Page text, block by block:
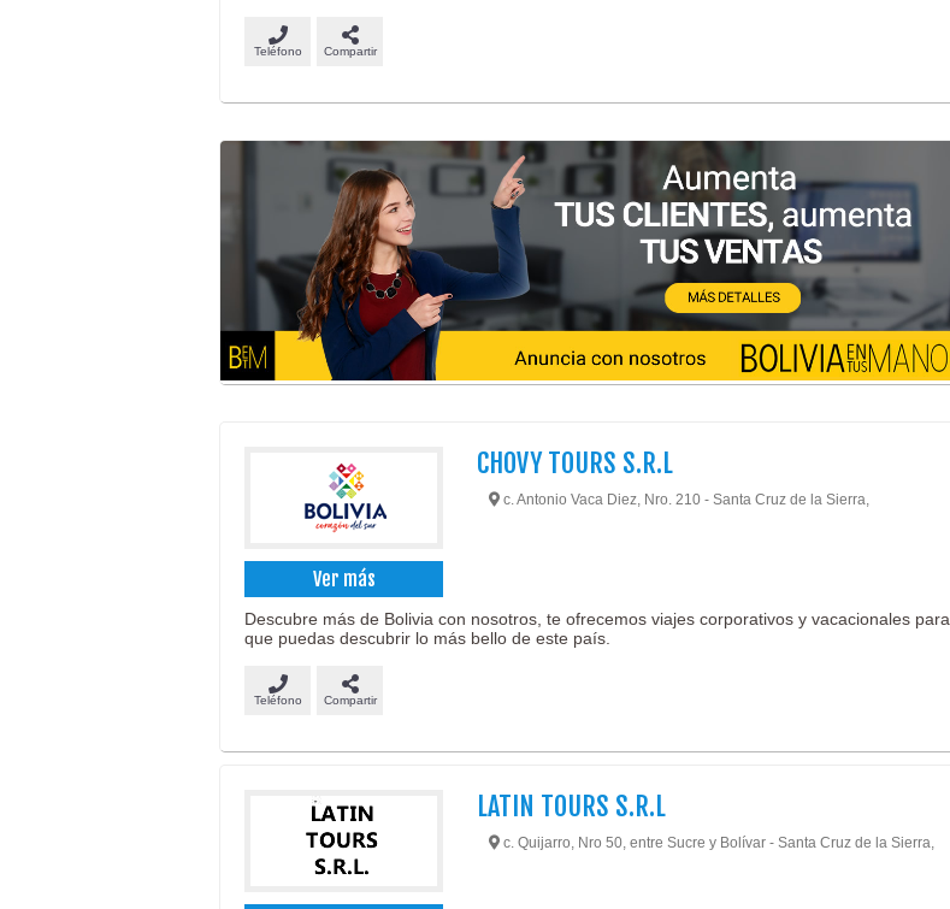
Teléfono Compartir
Ver más
CHOVY TOURS S.R.L
c. Antonio Vaca Diez, Nro. 210 - Santa Cruz de la Sierra,
Descubre más de Bolivia con nosotros, te ofrecemos viajes corporativos y vacacionales para
que puedas descubrir lo más bello de este país.
Teléfono Compartir
LATIN TOURS S.R.L
c. Quijarro, Nro 50, entre Sucre y Bolívar - Santa Cruz de la Sierra,